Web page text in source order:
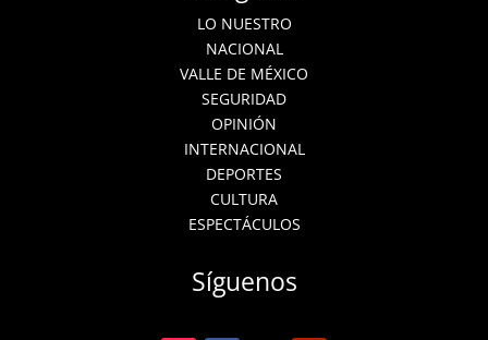
LO NUESTRO
NACIONAL
VALLE DE MÉXICO
SEGURIDAD
OPINIÓN
INTERNACIONAL
DEPORTES
CULTURA
ESPECTÁCULOS
Síguenos